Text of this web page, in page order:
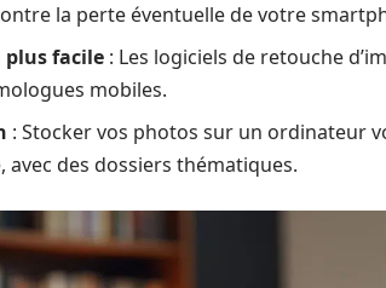
la perte éventuelle de votre
facile : Les logiciels de retouche
mobiles.
: Stocker vos photos sur un ordinateur
avec des dossiers thématiques.